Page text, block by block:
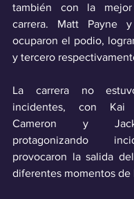
también con la
carrera. Matt Payne
ocuparon el podio,
y tercero
La carrera no
incidentes, con Kai
Cameron y
protagonizando
provocaron la salida
diferentes momentos de